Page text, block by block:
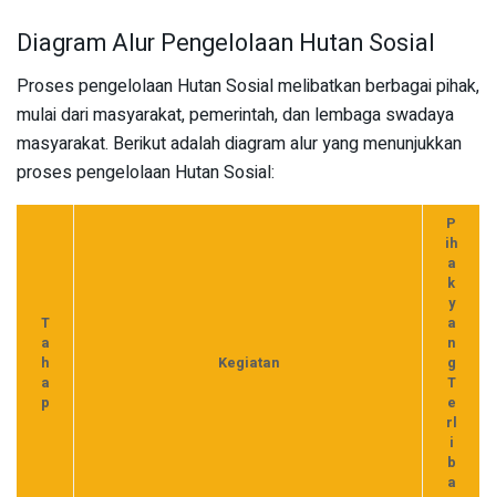
Diagram Alur Pengelolaan Hutan Sosial
Proses pengelolaan Hutan Sosial melibatkan berbagai pihak,
mulai dari masyarakat, pemerintah, dan lembaga swadaya
masyarakat. Berikut adalah diagram alur yang menunjukkan
proses pengelolaan Hutan Sosial:
T
a
h
a
p
Kegiatan
P
ih
a
k
y
a
n
g
T
e
rl
i
b
a